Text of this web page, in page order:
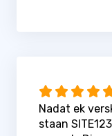
Nadat ek
staan